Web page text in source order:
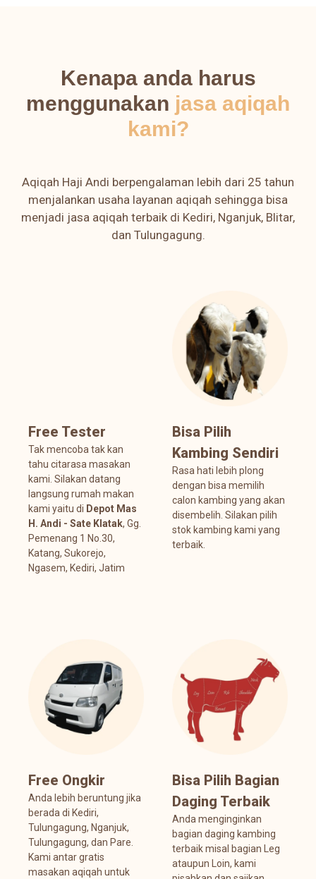
Kenapa anda harus
menggunakan jasa aqiqah
kami?
Aqiqah Haji Andi berpengalaman lebih dari 25 tahun
menjalankan usaha layanan aqiqah sehingga bisa
menjadi jasa aqiqah terbaik di Kediri, Nganjuk, Blitar,
dan Tulungagung.
Free Tester
Tak mencoba tak kan
tahu citarasa masakan
kami. Silakan datang
langsung rumah makan
kami yaitu di Depot Mas
H. Andi - Sate Klatak, Gg.
Pemenang 1 No.30,
Katang, Sukorejo,
Ngasem, Kediri, Jatim
Bisa Pilih
Kambing Sendiri
Rasa hati lebih plong
dengan bisa memilih
calon kambing yang akan
disembelih. Silakan pilih
stok kambing kami yang
terbaik.
Free Ongkir
Anda lebih beruntung jika
berada di Kediri,
Tulungagung, Nganjuk,
Tulungagung, dan Pare.
Kami antar gratis
masakan aqiqah untuk
Bisa Pilih Bagian
Daging Terbaik
Anda menginginkan
bagian daging kambing
terbaik misal bagian Leg
ataupun Loin, kami